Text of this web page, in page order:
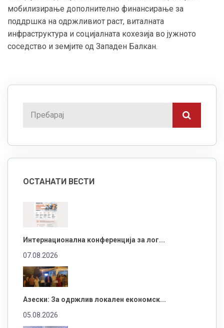
мобилизирање дополнително финансирање за
поддршка на одржливиот раст, виталната
инфраструктура и социјалната кохезија во јужното
соседство и земјите од Западен Балкан.
ОСТАНАТИ ВЕСТИ
Интернационална конференција за лог...
07.08.2026
Азески: За одржлив локален економск...
05.08.2026